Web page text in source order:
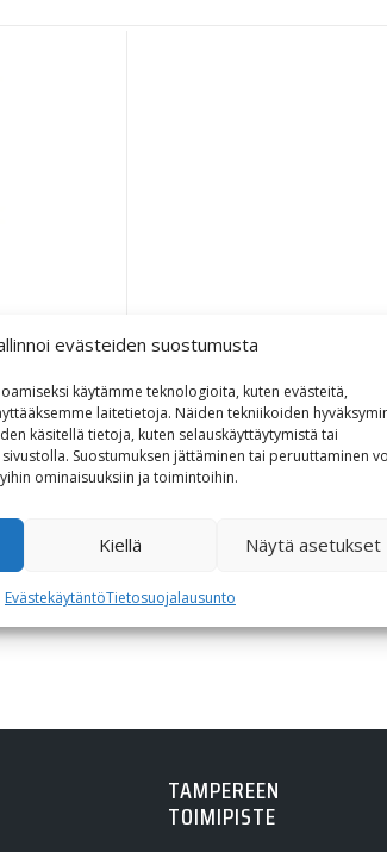
evästeiden suostumusta
käytämme teknologioita, kuten evästeitä,
laitetietoja. Näiden tekniikoiden
käsitellä tietoja, kuten selauskäyttäytymistä tai
Suostumuksen jättäminen tai peruuttaminen
ominaisuuksiin ja toimintoihin.
Kiellä Näytä asetukset
EvästekäytäntöTietosuojalausunto
Waxed
hinta oli: 322,16€.
Nykyinen hinta on: 193,32€.
TAMPEREEN
TOIMIPISTE